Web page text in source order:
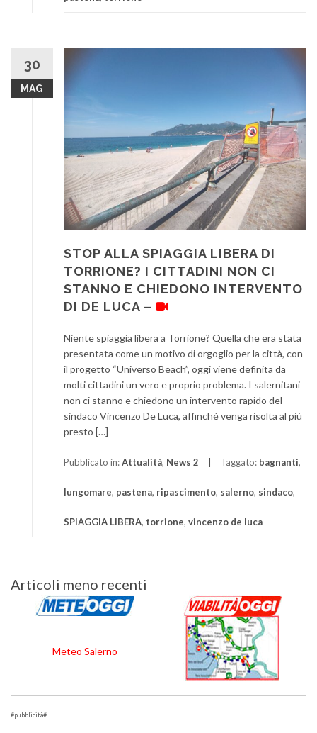
30
MAG
STOP ALLA SPIAGGIA LIBERA DI
TORRIONE? I CITTADINI NON CI
STANNO E CHIEDONO INTERVENTO
DI DE LUCA –
Niente spiaggia libera a Torrione? Quella che era stata
presentata come un motivo di orgoglio per la città, con
il progetto “Universo Beach”, oggi viene definita da
molti cittadini un vero e proprio problema. I salernitani
non ci stanno e chiedono un intervento rapido del
sindaco Vincenzo De Luca, affinché venga risolta al più
presto […]
Pubblicato in:Attualità, News 2 Taggato: bagnanti,
lungomare, pastena, ripascimento, salerno, sindaco,
SPIAGGIA LIBERA, torrione, vincenzo de luca
Navigazione
articoli
Articoli meno recenti
Meteo Salerno
#pubblicità#